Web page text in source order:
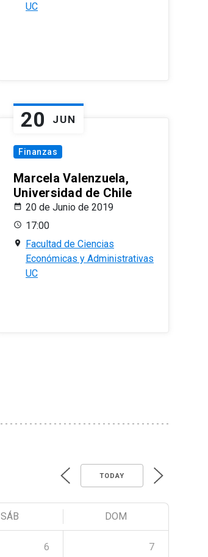
UC
20 JUN
Finanzas
Marcela Valenzuela,
Universidad de Chile
20 de Junio de 2019
17:00
Facultad de Ciencias
Económicas y Administrativas
UC
TODAY
SÁB DOM
6 7